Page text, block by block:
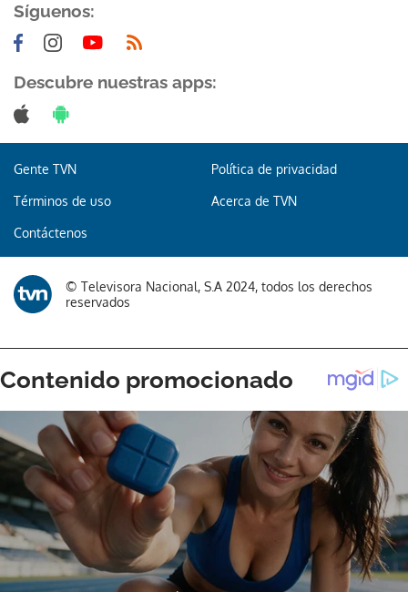
Síguenos:
Descubre nuestras apps:
Gente TVN Política de privacidad
Términos de uso Acerca de TVN
Contáctenos
© Televisora Nacional, S.A 2024, todos los derechos
reservados